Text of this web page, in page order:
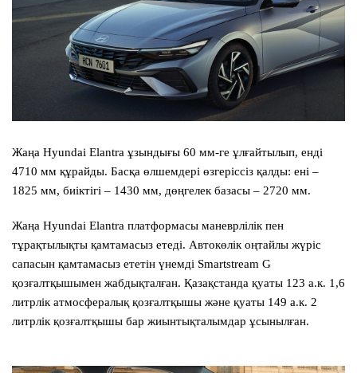
Жаңа Hyundai Elantra ұзындығы 60 мм-ге ұлғайтылып, енді
4710 мм құрайды. Басқа өлшемдері өзгеріссіз қалды: ені –
1825 мм, биіктігі – 1430 мм, дөңгелек базасы – 2720 мм.
Жаңа Hyundai Elantra платформасы маневрлілік пен
тұрақтылықты қамтамасыз етеді. Автокөлік оңтайлы жүріс
сапасын қамтамасыз ететін үнемді Smartstream G
қозғалтқышымен жабдықталған. Қазақстанда қуаты 123 а.к. 1,6
литрлік атмосфералық қозғалтқышы және қуаты 149 а.к. 2
литрлік қозғалтқышы бар жиынтықталымдар ұсынылған.